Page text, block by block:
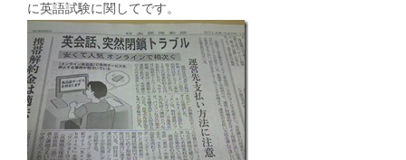
に英語試験に関してです。